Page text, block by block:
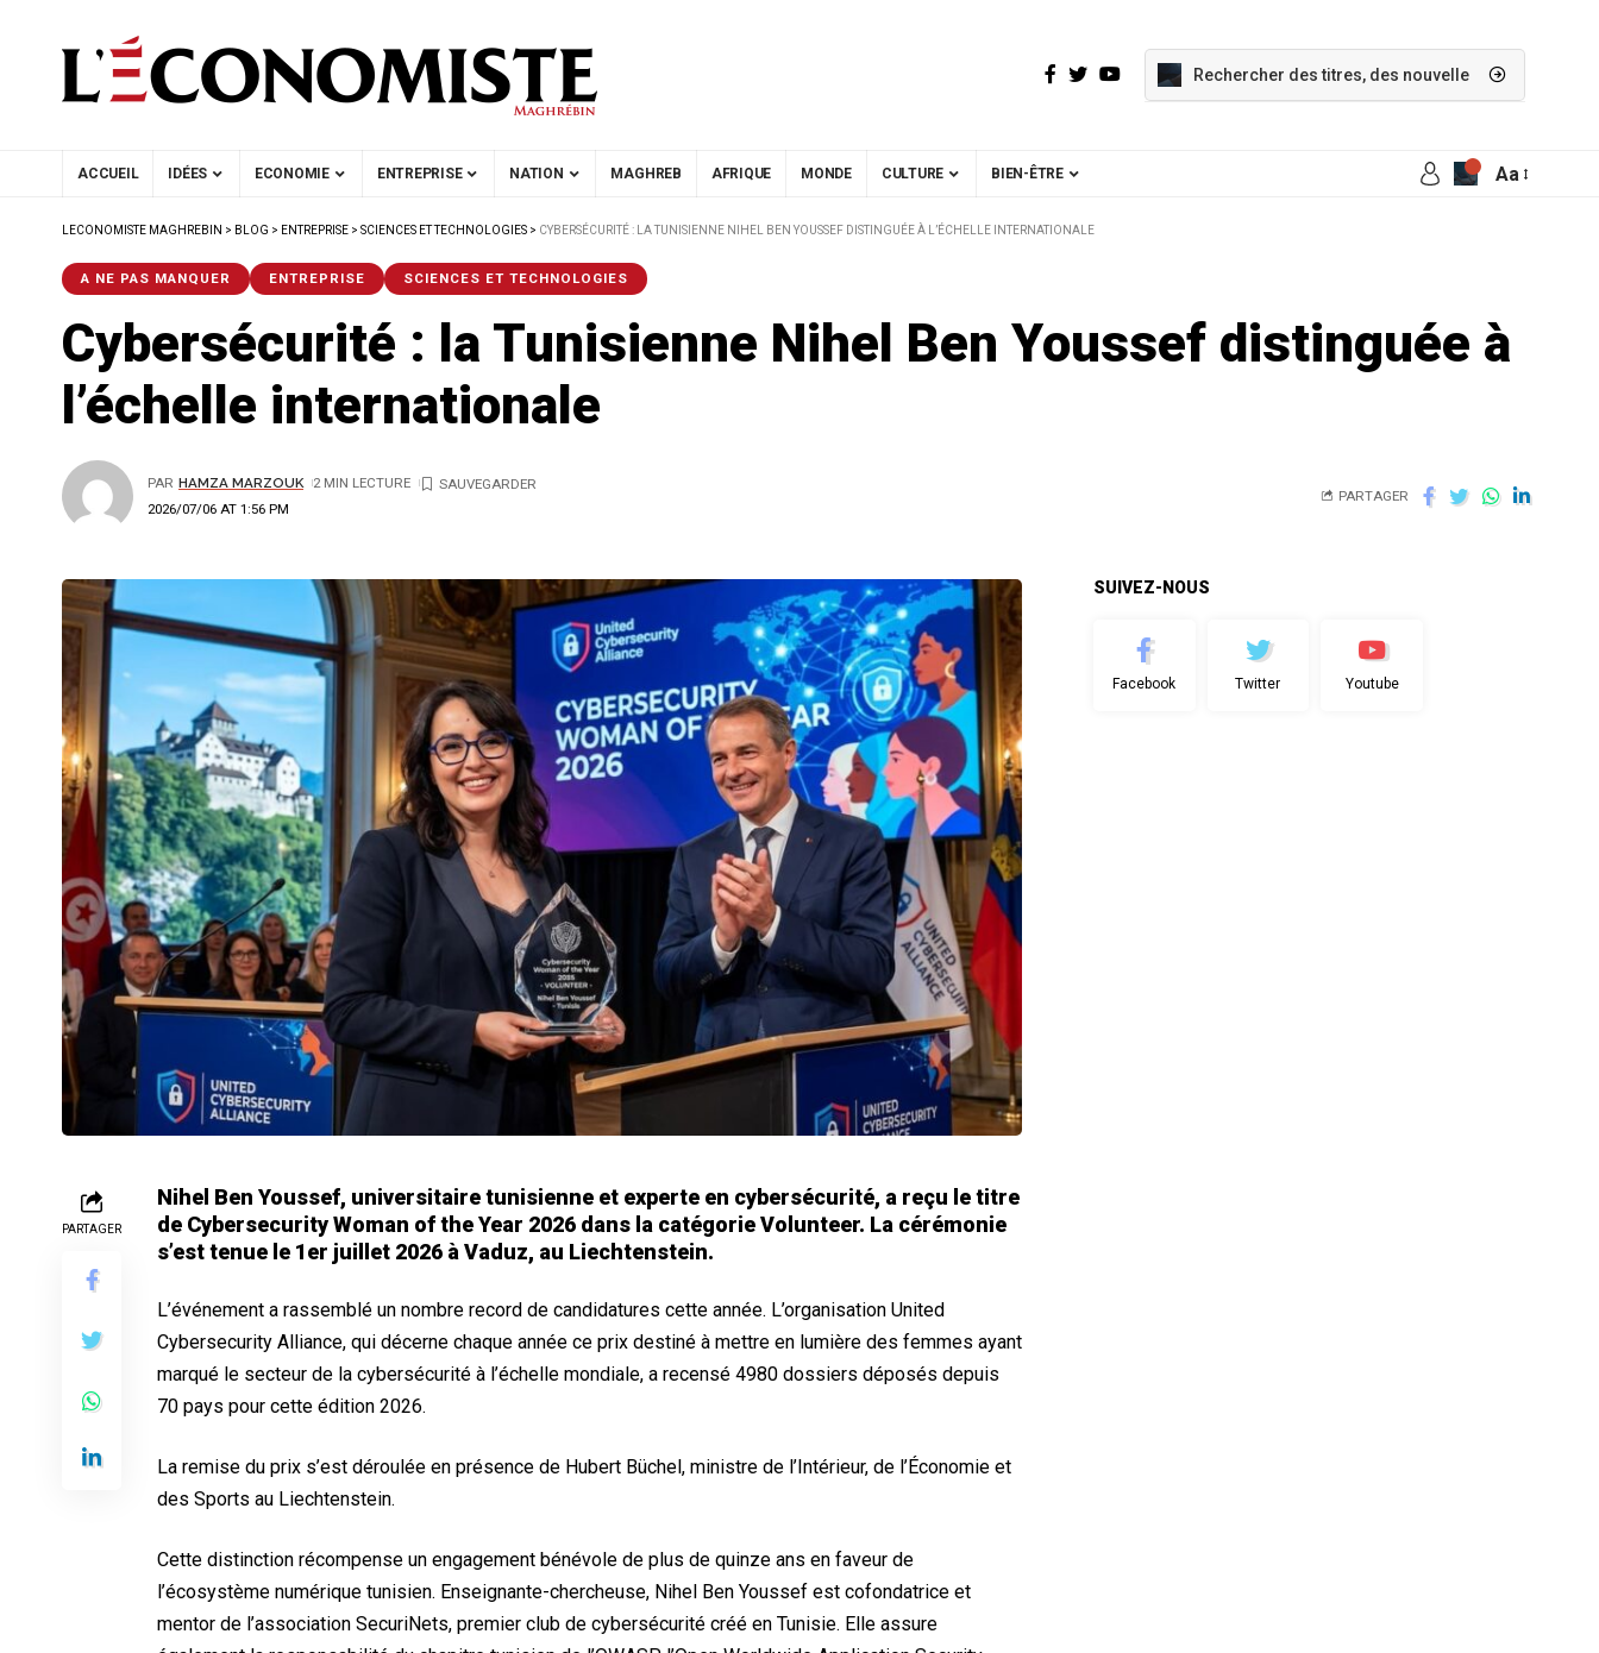
ACCUEIL IDÉES ECONOMIE ENTREPRISE NATION MAGHREB AFRIQUE MONDE CULTURE BIEN-ÊTRE Aa
LECONOMISTE MAGHREBIN > BLOG > ENTREPRISE > SCIENCES ET TECHNOLOGIES > CYBERSÉCURITÉ : LA TUNISIENNE NIHEL BEN YOUSSEF DISTINGUÉE À L’ÉCHELLE INTERNATIONALE
A NE PAS MANQUER ENTREPRISE SCIENCES ET TECHNOLOGIES
Cybersécurité : la Tunisienne Nihel Ben Youssef distinguée à
l’échelle internationale
2026/07/06 AT 1:56 PM
PAR HAMZA MARZOUK 2 MIN LECTURE
PARTAGER
PARTAGER
Nihel Ben Youssef, universitaire tunisienne et experte en cybersécurité, a reçu le titre
de Cybersecurity Woman of the Year 2026 dans la catégorie Volunteer. La cérémonie
s’est tenue le 1er juillet 2026 à Vaduz, au Liechtenstein.
L’événement a rassemblé un nombre record de candidatures cette année. L’organisation United
Cybersecurity Alliance, qui décerne chaque année ce prix destiné à mettre en lumière des femmes ayant
marqué le secteur de la cybersécurité à l’échelle mondiale, a recensé 4980 dossiers déposés depuis
70 pays pour cette édition 2026.
La remise du prix s’est déroulée en présence de Hubert Büchel, ministre de l’Intérieur, de l’Économie et
des Sports au Liechtenstein.
Cette distinction récompense un engagement bénévole de plus de quinze ans en faveur de
l’écosystème numérique tunisien. Enseignante-chercheuse, Nihel Ben Youssef est cofondatrice et
mentor de l’association SecuriNets, premier club de cybersécurité créé en Tunisie. Elle assure
SUIVEZ-NOUS
Facebook Twitter Youtube